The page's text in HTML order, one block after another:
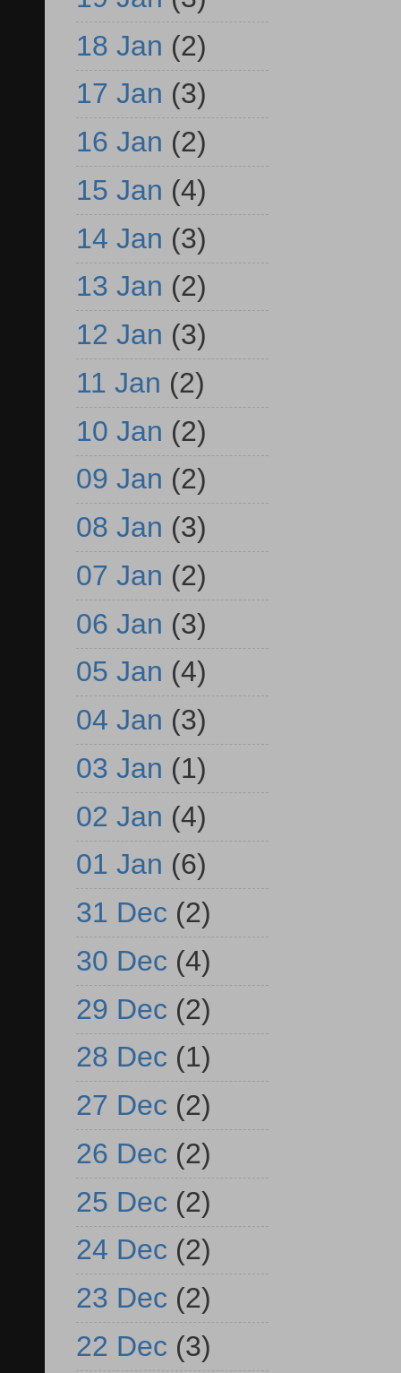
18 Jan (2)
17 Jan (3)
16 Jan (2)
15 Jan (4)
14 Jan (3)
13 Jan (2)
12 Jan (3)
11 Jan (2)
10 Jan (2)
09 Jan (2)
08 Jan (3)
07 Jan (2)
06 Jan (3)
05 Jan (4)
04 Jan (3)
03 Jan (1)
02 Jan (4)
01 Jan (6)
31 Dec (2)
30 Dec (4)
29 Dec (2)
28 Dec (1)
27 Dec (2)
26 Dec (2)
25 Dec (2)
24 Dec (2)
23 Dec (2)
22 Dec (3)